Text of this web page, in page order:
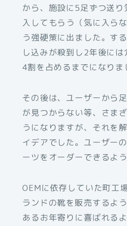
から、施設に5足ずつ送
入してもらう（気に入ら
う強硬策に出ました。す
し込みが殺到し2年後に
4割を占めるまでになりま
その後は、ユーザーから
が見つからない等、さま
うになりますが、それを
イデアでした。ユーザー
ーツをオーダーできるよ
OEMに依存していた町工
ランドの靴を販売するよ
あるお年寄りに喜ばれる